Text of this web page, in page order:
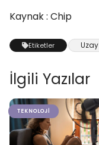
Kaynak : Chip
Etiketler Uzay
İlgili Yazılar
TEKNOLOJI